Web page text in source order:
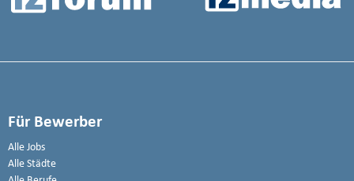
Für Bewerber
Alle Jobs
Alle Städte